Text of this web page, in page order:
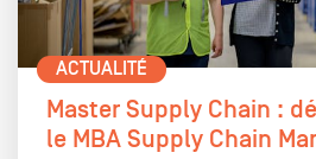
ACTUALITÉ
Master Supply Chain :
le MBA Supply Chain